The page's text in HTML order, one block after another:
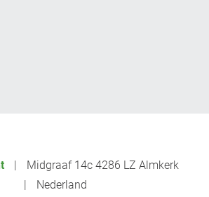
Midgraaf 14c 4286 LZ Almkerk
Nederland